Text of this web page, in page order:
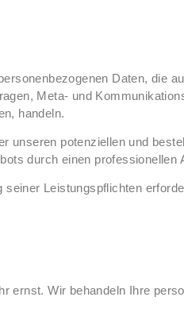
Daten, die
Meta- und
handeln.
potenziellen und
durch einen professionellen
Leistungspflichten
Wir behandeln Ihre